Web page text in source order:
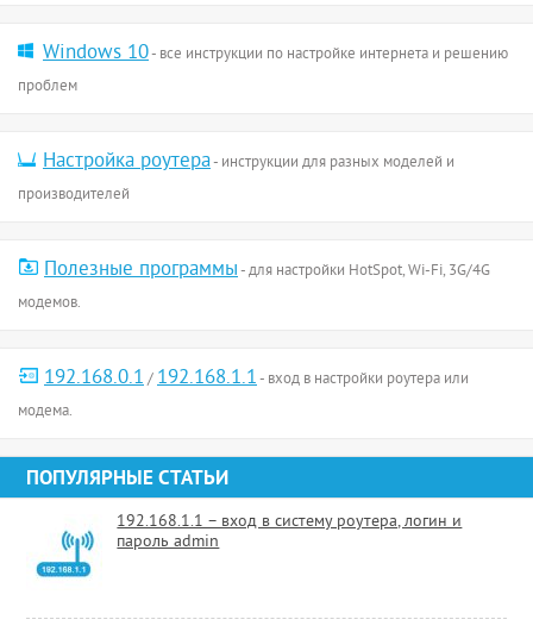
Windows 10- все инструкции по настройке интернета и решению
проблем
Настройка роутера- инструкции для разных моделей и
производителей
Полезные программы- для настройки HotSpot, Wi-Fi, 3G/4G
модемов.
192.168.0.1/192.168.1.1- вход в настройки роутера или
модема.
ПОПУЛЯРНЫЕ СТАТЬИ
192.168.1.1 – вход в систему роутера, логин и
пароль admin